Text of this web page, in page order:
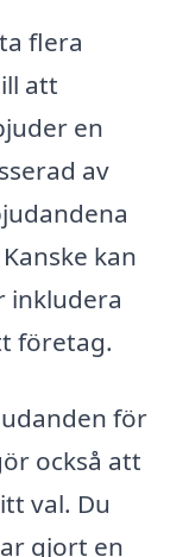
flera
att
en
av
kan
inkludera
företag.
för
också att
val. Du
gjort en